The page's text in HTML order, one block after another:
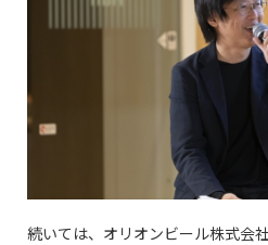
続いては、オリオンビール株式会